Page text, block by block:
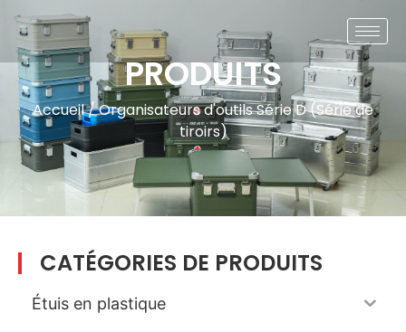
PRODUITS
Accueil/Organisateurs d'outilsSérie D (Série de
tiroirs)
CATÉGORIES DE PRODUITS
Étuis en plastique